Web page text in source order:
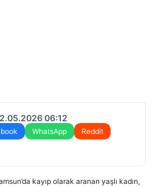
06:12
WhatsApp
Reddit
kayıp olarak aranan yaşlı kadın,